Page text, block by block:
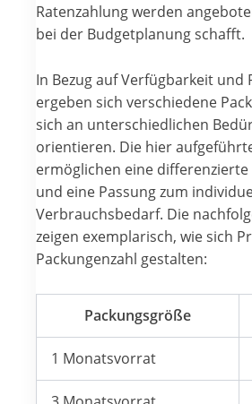
Ratenzahlung werden
bei der Budgetplanung schafft.
In Bezug auf Verfügbarkeit
ergeben sich verschiedene
sich an unterschiedlichen
orientieren. Die hier
ermöglichen eine
und eine Passung zum
Verbrauchsbedarf. Die
zeigen exemplarisch, wie sich
Packungenzahl gestalten:
Packungsgröße
1 Monatsvorrat